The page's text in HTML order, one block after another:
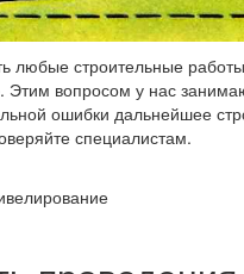
любые строительные
. Этим вопросом у нас
ошибки дальнейшее
специалистам.